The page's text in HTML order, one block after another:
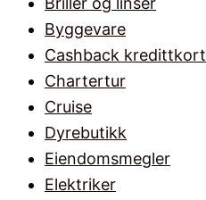
Byggevare
Cashback kredittkort
Chartertur
Cruise
Dyrebutikk
Eiendomsmegler
Elektriker